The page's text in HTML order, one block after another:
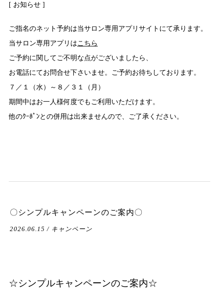
[ お知らせ ]
ご指名のネット予約は当サロン専用アプリサイトにて承ります。
当サロン専用アプリはこちら
ご予約に関してご不明な点がございましたら、
お電話にてお問合せ下さいませ。ご予約お待ちしております。
７／１（水）～８／３１（月）
期間中はお一人様何度でもご利用いただけます。
他のｸｰﾎﾟﾝとの併用は出来ませんので、ご了承ください。
〇シンプルキャンペーンのご案内〇
2026.06.15 / キャンペーン
☆シンプルキャンペーンのご案内☆